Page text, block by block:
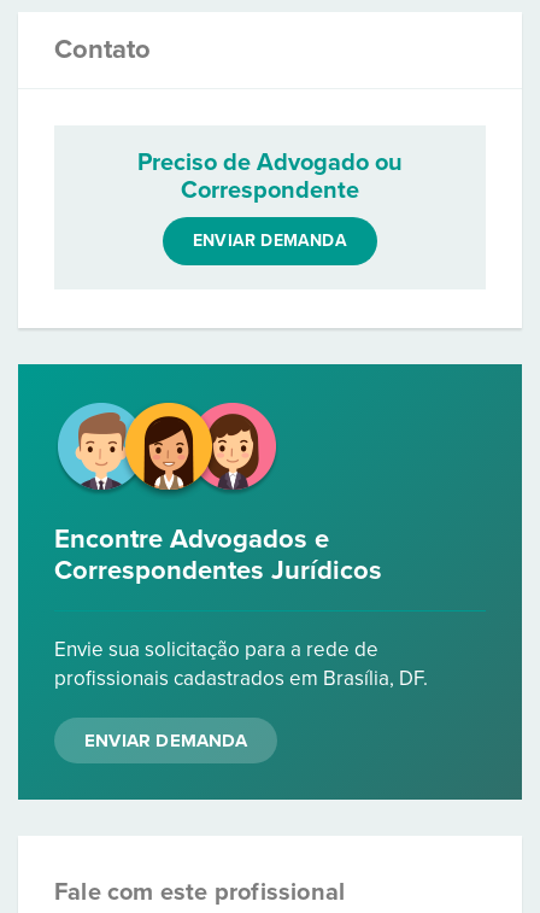
Contato
Preciso de Advogado ou
Correspondente
ENVIAR DEMANDA
Encontre Advogados e
Correspondentes Jurídicos
Envie sua solicitação para a rede de
profissionais cadastrados em Brasília, DF.
ENVIAR DEMANDA
Fale com este profissional